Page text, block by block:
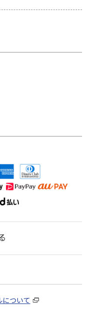
ついて